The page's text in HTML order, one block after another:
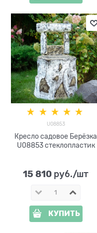
U08853
Кресло садовое Берёзка
U08853 стеклопластик
15 810 руб./шт
КУПИТЬ